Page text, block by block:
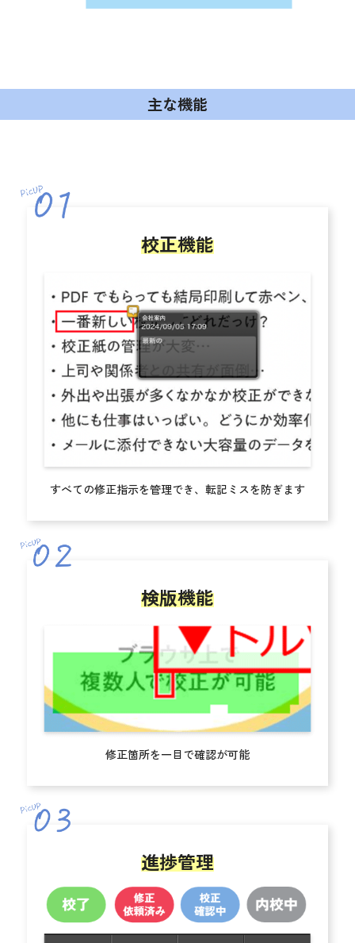
主な機能
校正機能
すべての修正指示を管理でき、転記ミスを防ぎます
検版機能
修正箇所を一目で確認が可能
進捗管理